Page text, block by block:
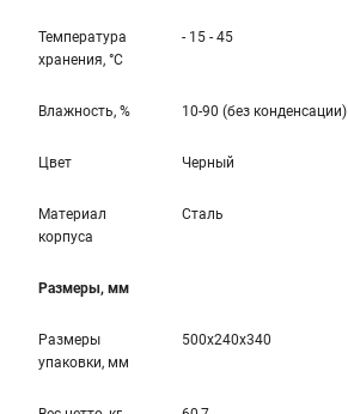
Температура
хранения, °С
- 15 - 45
Влажность, % 10-90 (без конденсации)
Цвет Черный
Материал
корпуса
Сталь
Размеры, мм
Размеры
упаковки, мм
500x240x340